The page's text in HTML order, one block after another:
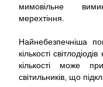
мимовільне
мерехтіння.
Найнебезпечніша
кількості
кількості може
світильників, що